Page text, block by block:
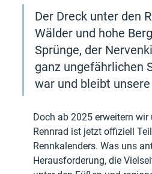
Der Dreck unter den
Wälder und hohe
Sprünge, der
ganz ungefährlichen
war und bleibt
Doch ab 2025 erweitern wir
Rennrad ist jetzt offiziell
Rennkalenders. Was uns
Herausforderung, die